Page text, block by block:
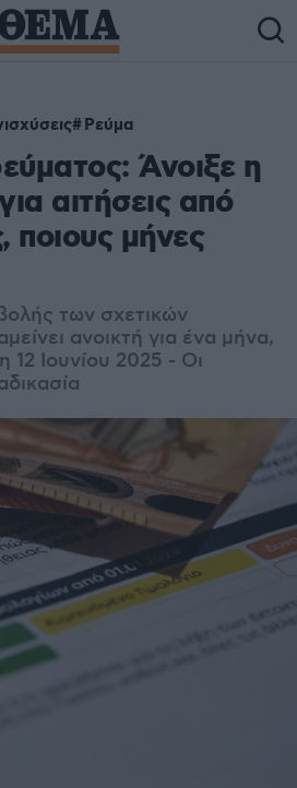
Ρεύμα
Άνοιξε η
αιτήσεις από
ποιους μήνες
των σχετικών
ανοικτή για ένα μήνα,
12 Ιουνίου 2025 - Οι